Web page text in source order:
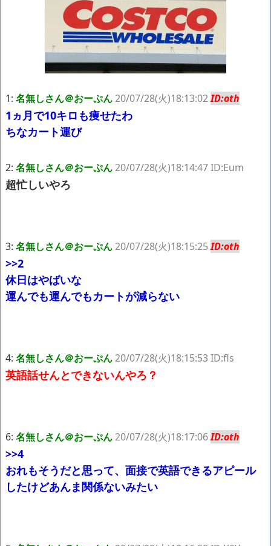
【画像】身長155cm・体重36kg・ウエスト51cmのスレンダー美
少女がAVデビュ－ｗwwww
【画像】彼女「ねー、今日のデートこれで行っていー？」ﾊﾟｼｬ
広末涼子さん、正気に戻ってしまい絶望する・・・「アカン、キ
ャリアがすべて終わった」
飛び交う。1週間ぶりの投稿でも一人称が「ボキ」ではなく「俺」と
なっており、本人ではないとの憶測が広がる
かつてはSONYのパソコンだった「VAIO」家電量販店のノジマに
買収されてしまう
ハードオフに売っていた4万4000円のフィギュアがヤバすぎるｗ
【閲覧注意】俺が近くにいると機械が壊れるんだけどさ
私は6年間「子無し既婚女性」で人から様々なことを言われてき
たけど子無しの原因は親の教えのせいかもしれません
1: 名無しさん＠おーぷん20/07/28(火)18:13:02ID:oth
1ヵ月で10キロも痩せたわ
ちなカート運び
2: 名無しさん＠おーぷん20/07/28(火)18:14:47 ID:Eum
超忙しいやろ
3: 名無しさん＠おーぷん20/07/28(火)18:15:25ID:oth
>>2
休日はやばいな
運んでも運んでもカートが減らない
4: 名無しさん＠おーぷん20/07/28(火)18:15:53 ID:fls
英語話せんとできないんやろ？
6: 名無しさん＠おーぷん20/07/28(火)18:17:06ID:oth
>>4
おれもそうだと思って、面接で英語できるアピール
したけどあんま関係ないみたい